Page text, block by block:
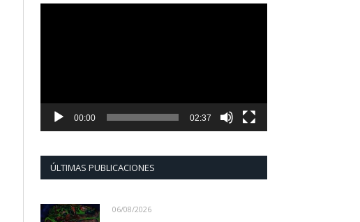
00:00 02:37
ÚLTIMAS PUBLICACIONES
06/08/2026